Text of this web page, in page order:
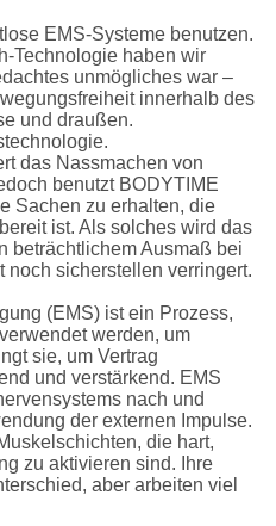
EMS-Systeme benutzen.
Technologie haben wir
unmögliches war –
innerhalb des
und draußen.
das Nassmachen von
benutzt BODYTIME
Sachen zu erhalten, die
ist. Als solches wird das
beträchtlichem Ausmaß bei
sicherstellen verringert.
(EMS) ist ein Prozess,
werden, um
sie, um Vertrag
und verstärkend. EMS
nach und
der externen Impulse.
die hart,
zu aktivieren sind. Ihre
aber arbeiten viel